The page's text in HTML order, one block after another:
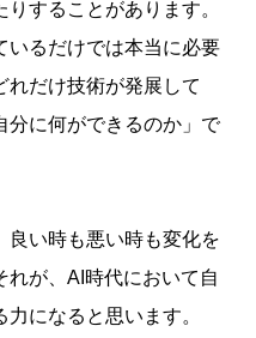
することがあります。
いるだけでは本当に必要
れだけ技術が発展して
分に何ができるのか」で
良い時も悪い時も変化を
れが、AI時代において自
になると思います。